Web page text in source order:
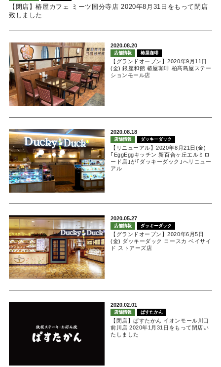
【閉店】椿屋カフェ ミーツ国分寺店 2020年8月31日をもって閉店
致しました
2020.08.20
店舗情報 椿屋珈琲
【グランドオープン】2020年9月11日
(金) 銀座和館 椿屋珈琲 柏髙島屋ステー
ションモール店
2020.08.18
店舗情報 ダッキーダック
【リニューアル】2020年8月21日(金)
｢EggEggキッチン 新百合ヶ丘エルミロ
ード店｣が｢ダッキーダック｣へリニュー
アル
2020.05.27
店舗情報 ダッキーダック
【グランドオープン】2020年6月5日
(金) ダッキーダック コースカ ベイサイ
ド ストアーズ店
2020.02.01
店舗情報 ぱすたかん
【閉店】ぱすたかん イオンモール川口
前川店 2020年1月31日をもって閉店い
たしました